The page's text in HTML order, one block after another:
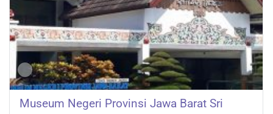
Museum Negeri Provinsi Jawa Barat Sri